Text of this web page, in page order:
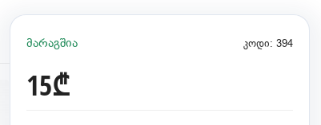
მარაგშია კოდი: 394
15₾